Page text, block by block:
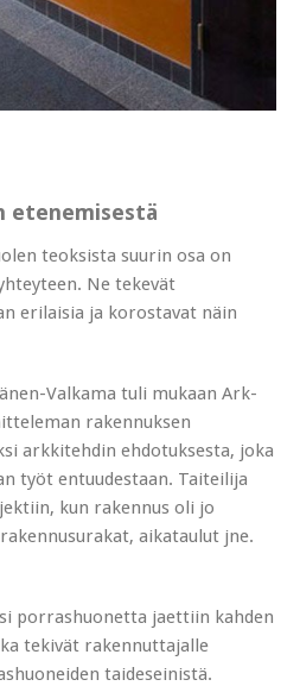
etenemisestä
teoksista suurin osa on
Ne tekevät
erilaisia ja korostavat näin
Valkama tuli mukaan Ark-
rakennuksen
arkkitehdin ehdotuksesta, joka
työt entuudestaan. Taiteilija
kun rakennus oli jo
aikataulut jne.
porrashuonetta jaettiin kahden
tekivät rakennuttajalle
taideseinistä.